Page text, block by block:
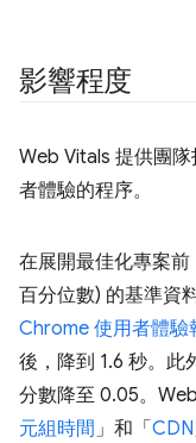
影響程度
Web Vitals 提供團
者體驗的程序。
在展開最佳化專案前
百分位數) 的基準資
Chrome 使用者體驗
後，降到 1.6 秒。此
分數降至 0.05。
元組時間 」和「 CDN